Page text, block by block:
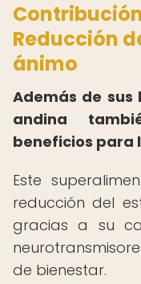
Reducción
ánimo
Además de
andina
beneficios para
Este
reducción del
gracias a su
de bienestar.